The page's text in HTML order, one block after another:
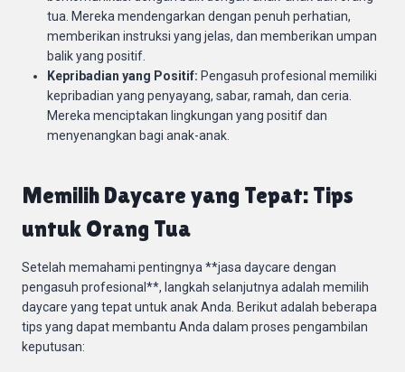
tua. Mereka mendengarkan dengan penuh perhatian,
memberikan instruksi yang jelas, dan memberikan umpan
balik yang positif.
Kepribadian yang Positif: Pengasuh profesional memiliki
kepribadian yang penyayang, sabar, ramah, dan ceria.
Mereka menciptakan lingkungan yang positif dan
menyenangkan bagi anak-anak.
Memilih Daycare yang Tepat: Tips
untuk Orang Tua
Setelah memahami pentingnya **jasa daycare dengan
pengasuh profesional**, langkah selanjutnya adalah memilih
daycare yang tepat untuk anak Anda. Berikut adalah beberapa
tips yang dapat membantu Anda dalam proses pengambilan
keputusan: